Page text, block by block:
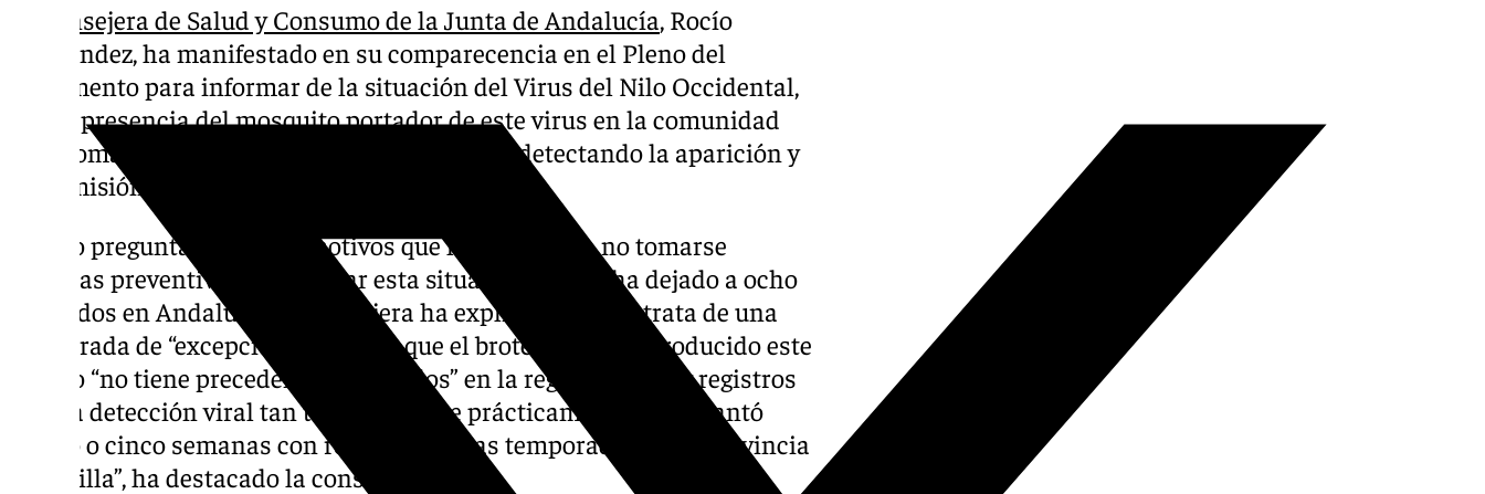
consejera de Salud y Consumo de la Junta de Andalucía, Rocío
Hernández, ha manifestado en su comparecencia en el Pleno del
Parlamento para informar de la situación del Virus del Nilo Occidental,
que la presencia del mosquito portador de este virus en la comunidad
autónoma “no es nada nuevo”, ya que se viene detectando la aparición y
transmisión del mismo desde el año 2010.
Siendo preguntada por los motivos que han llevado a no tomarse
medidas preventivas para atajar esta situación que ya ha dejado a ocho
fallecidos en Andalucía, la consejera ha explicado que se trata de una
temporada de “excepcionalidad”, ya que el brote que se ha producido este
verano “no tiene precedentes conocidos” en la región. “No hay registros
de una detección viral tan temprano, que prácticamente se adelantó
cuatro o cinco semanas con respecto a otras temporadas en la provincia
de Sevilla”, ha destacado la consejera.